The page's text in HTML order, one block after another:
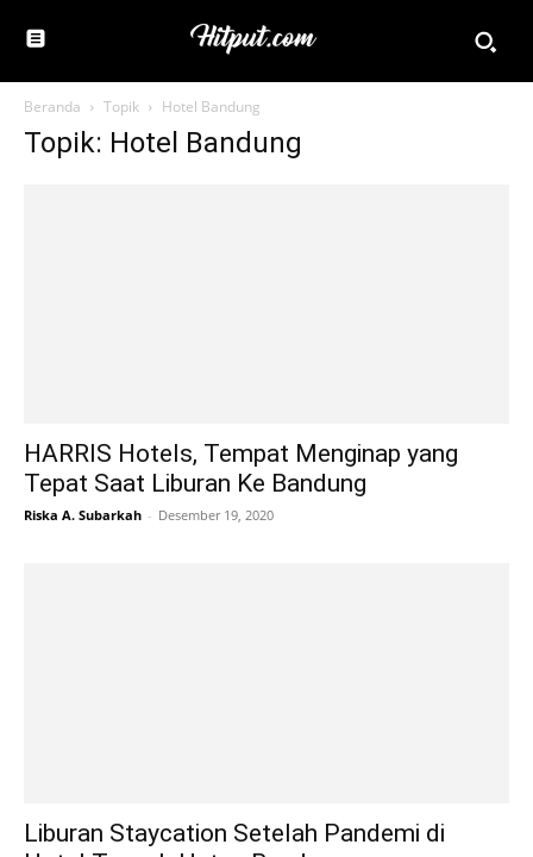
Beranda Topik Hotel Bandung
Topik: Hotel Bandung
HARRIS Hotels, Tempat Menginap yang
Tepat Saat Liburan Ke Bandung
Riska A. Subarkah - Desember 19, 2020
Liburan Staycation Setelah Pandemi di